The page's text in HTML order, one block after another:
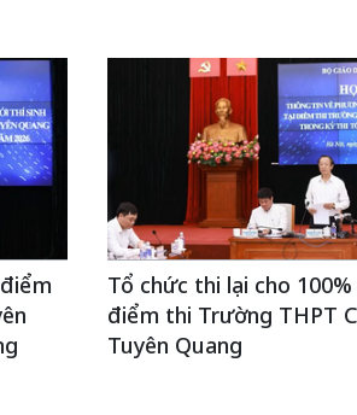
Tổ chức thi lại cho
điểm thi Trường THPT
Tuyên Quang